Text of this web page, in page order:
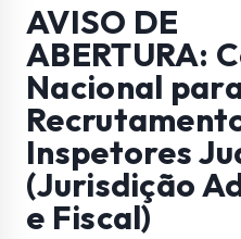
AVISO DE
ABERTURA:
Nacional
Inspetores
(Jurisdição
e Fiscal)